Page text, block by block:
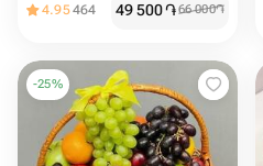
4.95464 49 500֏66 000֏
-25%